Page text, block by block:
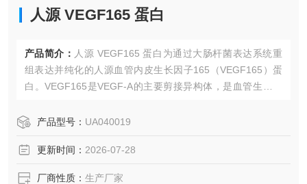
人源 VEGF165 蛋白
产品简介： 人源 VEGF165 蛋白为通过大肠杆菌表达系统重
组表达并纯化的人源血管内皮生长因子165（VEGF165）蛋
白。VEGF165是VEGF-A的主要剪接异构体，是血管生成和
R1和VEGFR2结合，促进内皮细胞增殖、迁移、存活和血管
作用。
产品型号： UA040019
更新时间： 2026-07-28
厂商性质： 生产厂家